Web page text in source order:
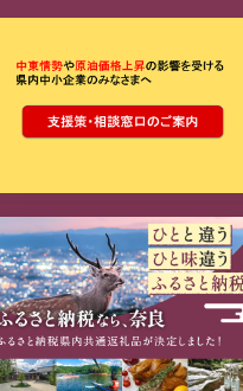
ここから最大3つずつ情